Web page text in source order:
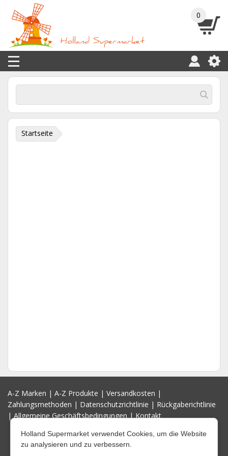
0
Startseite
A-Z Marken | A-Z Produkte | Versandkosten |
Zahlungsmethoden | Datenschutzrichtlinie | Rückgaberichtlinie
|Allgemeine Geschäftsbedingungen|Kontakt
Holland Supermarket verwendet Cookies, um die Website
zu analysieren und zu verbessern.